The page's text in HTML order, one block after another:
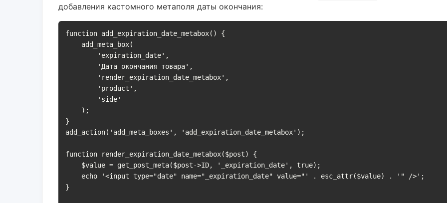
добавления кастомного метаполя даты окончания:
function add_expiration_date_metabox() {
}
add_action('add_meta_boxes', 'add_expiration_date_metabox');
function render_expiration_date_metabox($post) {
}